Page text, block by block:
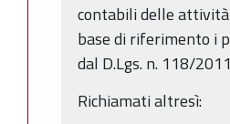
contabili delle
base di riferimento i
dal D.Lgs. n. 118/
Richiamati altresì: